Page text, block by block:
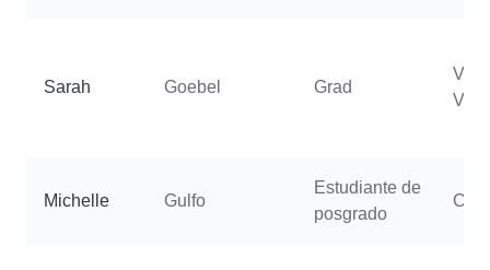
Sarah Goebel Grad
Michelle Gulfo
Estudiante de
posgrado